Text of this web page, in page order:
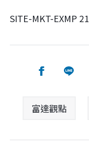
SITE-MKT-EXMP
富達觀點